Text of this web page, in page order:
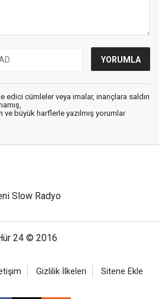
edici cümleler veya imalar, inançlara saldırı
ve büyük harflerle yazılmış yorumlar
Slow Radyo
24 © 2016
Gizlilik İlkeleri Sitene Ekle